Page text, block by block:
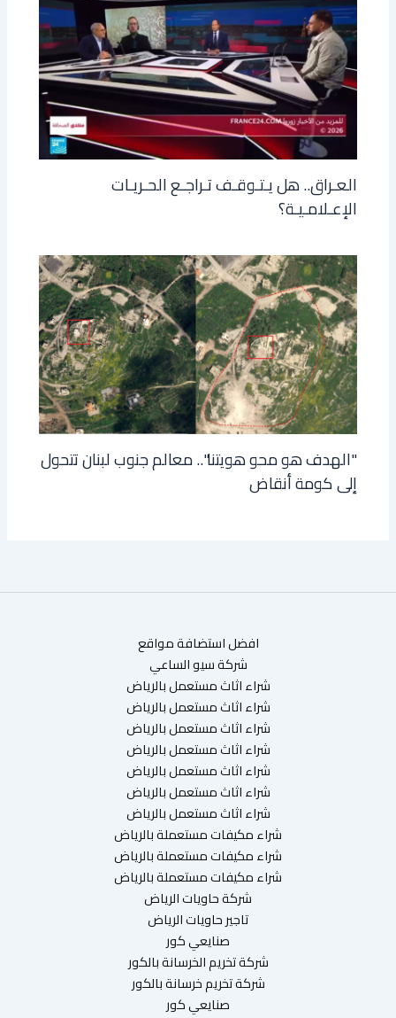
العـراق.. هل يـتـوقـف تـراجـع الحـريـات
الإعـلامـيـة؟
"الهدف هو محو هويتنا".. معالم جنوب لبنان تتحول
إلى كومة أنقاض
افضل استضافة مواقع
شركة سيو الساعي
شراء اثاث مستعمل بالرياض
شراء اثاث مستعمل بالرياض
شراء اثاث مستعمل بالرياض
شراء اثاث مستعمل بالرياض
شراء اثاث مستعمل بالرياض
شراء اثاث مستعمل بالرياض
شراء اثاث مستعمل بالرياض
شراء مكيفات مستعملة بالرياض
شراء مكيفات مستعملة بالرياض
شراء مكيفات مستعملة بالرياض
شركة حاويات الرياض
تاجير حاويات الرياض
صنايعي كور
شركة تخريم الخرسانة بالكور
شركة تخريم خرسانة بالكور
صنايعي كور